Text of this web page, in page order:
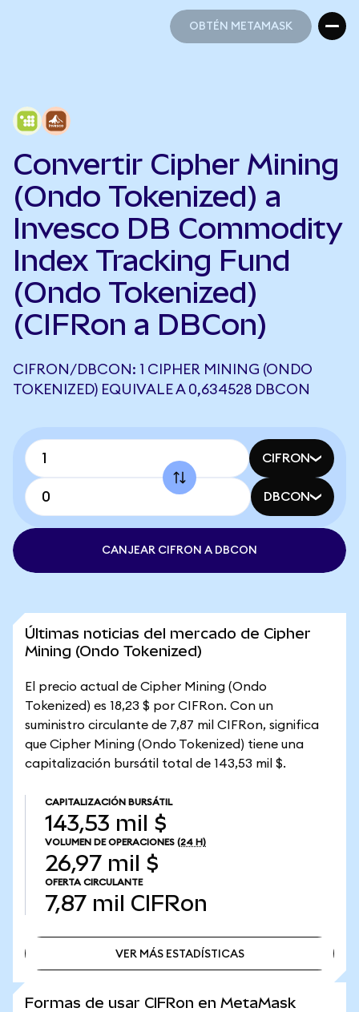
OBTÉN METAMASK
Convertir Cipher Mining
(Ondo Tokenized) a
Invesco DB Commodity
Index Tracking Fund
(Ondo Tokenized)
(CIFRon a DBCon)
CIFRON/DBCON: 1 CIPHER MINING (ONDO
TOKENIZED) EQUIVALE A 0,634528 DBCON
CIFRON
DBCON
CANJEAR CIFRON A DBCON
Últimas noticias del mercado de Cipher
Mining (Ondo Tokenized)
El precio actual de Cipher Mining (Ondo
Tokenized) es 18,23 $ por CIFRon. Con un
suministro circulante de 7,87 mil CIFRon, significa
que Cipher Mining (Ondo Tokenized) tiene una
capitalización bursátil total de 143,53 mil $.
CAPITALIZACIÓN BURSÁTIL
143,53 mil $
VOLUMEN DE OPERACIONES (24 H)
26,97 mil $
OFERTA CIRCULANTE
7,87 mil CIFRon
VER MÁS ESTADÍSTICAS
Formas de usar CIFRon en MetaMask